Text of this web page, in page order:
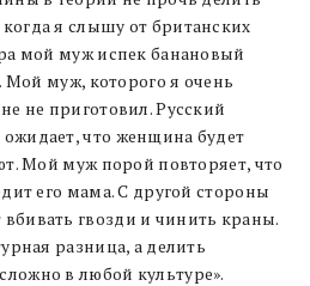
я слышу от британских
мой муж испек банановый
Мой муж, которого я очень
не приготовил. Русский
что женщина будет
Мой муж порой повторяет, что
его мама. С другой стороны
гвозди и чинить краны.
разница, а делить
в любой культуре».